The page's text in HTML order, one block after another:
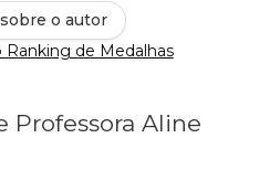
o autor
Ranking de Medalhas
Professora Aline